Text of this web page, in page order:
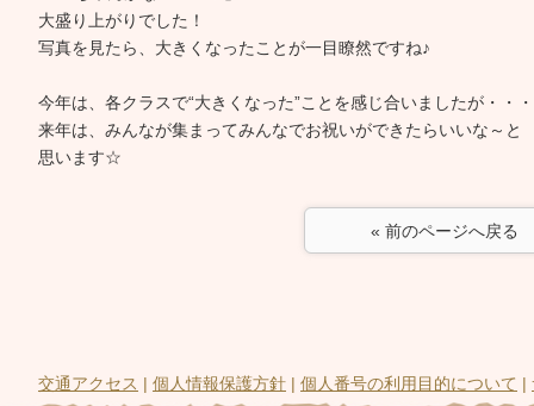
大盛り上がりでした！
写真を見たら、大きくなったことが一目瞭然ですね♪
今年は、各クラスで“大きくなった”ことを感じ合いましたが・・・
来年は、みんなが集まってみんなでお祝いができたらいいな～と
思います☆
« 前のページへ戻る
交通アクセス | 個人情報保護方針 | 個人番号の利用目的について |